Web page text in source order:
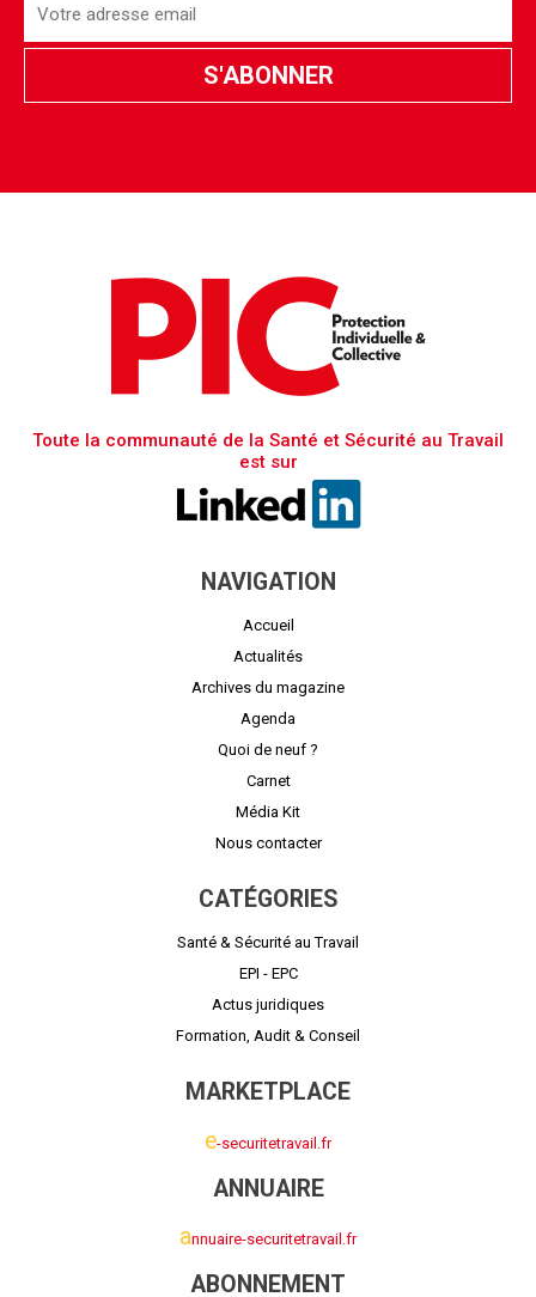
Toute la communauté de la Santé et Sécurité au Travail
est sur
NAVIGATION
Accueil
Actualités
Archives du magazine
Agenda
Quoi de neuf ?
Carnet
Média Kit
Nous contacter
CATÉGORIES
Santé & Sécurité au Travail
EPI - EPC
Actus juridiques
Formation, Audit & Conseil
MARKETPLACE
e-securitetravail.fr
ANNUAIRE
annuaire-securitetravail.fr
ABONNEMENT